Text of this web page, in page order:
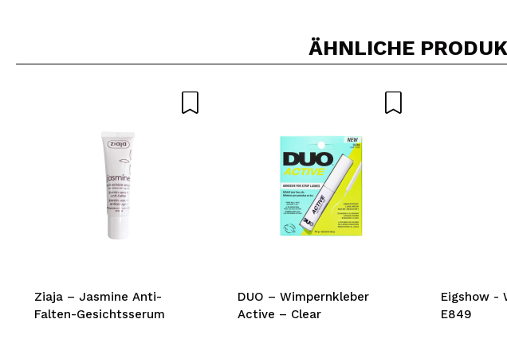
ÄHNLICHE
Ziaja – Jasmine Anti-
Falten-Gesichtsserum
DUO – Wimpernkleber
Active – Clear
Eigshow -
E849